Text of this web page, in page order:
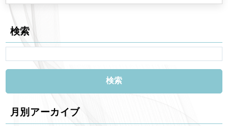
検索
月別アーカイブ